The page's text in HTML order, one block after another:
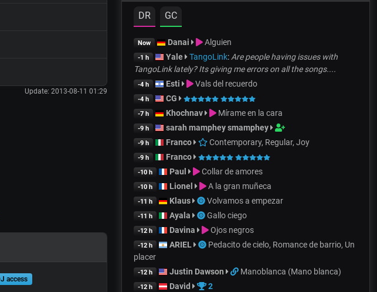
Update: 2013-08-11 01:29
access
DR GC
Now Danai Alguien
-1 h Yale TangoLink: Are people having issues with
TangoLink lately? Its giving me errors on all the songs....
-4 h Esti Vals del recuerdo
-4 h CG
-7 h Khochnav Mírame en la cara
-9 h sarah mamphey smamphey
-9 h Franco Contemporary, Regular, Joy
-9 h Franco
-10 h Paul Collar de amores
-10 h Lionel A la gran muñeca
-11 h Klaus Volvamos a empezar
-11 h Ayala Gallo ciego
-12 h Davina Ojos negros
-12 h ARIEL
Pedacito de cielo, Romance de barrio, Un
placer
-12 h Justin Dawson Manoblanca (Mano blanca)
-12 h David 2